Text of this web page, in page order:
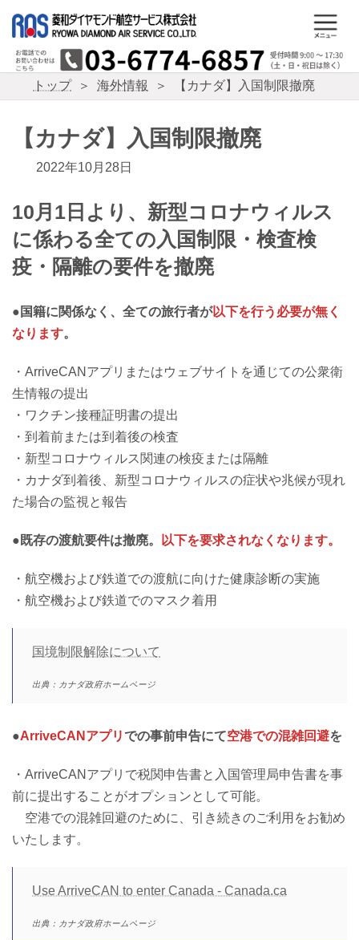
ツ
シ
トップ 海外情報 【カナダ】入国制限撤廃
【カナダ】入国制限撤廃
2022年10月28日
10月1日より、新型コロナウィルス
に係わる全ての入国制限・検査検
疫・隔離の要件を撤廃
●国籍に関係なく、全ての旅行者が以下を行う必要が無く
なります。
・ArriveCANアプリまたはウェブサイトを通じての公衆衛
生情報の提出
・ワクチン接種証明書の提出
・到着前または到着後の検査
・新型コロナウィルス関連の検疫または隔離
・カナダ到着後、新型コロナウィルスの症状や兆候が現れ
た場合の監視と報告
●既存の渡航要件は撤廃。 以下を要求されなくなります。
・航空機および鉄道での渡航に向けた健康診断の実施
・航空機および鉄道でのマスク着用
国境制限解除について
出典：カナダ政府ホームページ
●ArriveCANアプリでの事前申告にて空港での混雑回避を
・ArriveCANアプリで税関申告書と入国管理局申告書を事
前に提出することがオプションとして可能。
空港での混雑回避のために、引き続きのご利用をお勧め
いたします。
Use ArriveCAN to enter Canada - Canada.ca
出典：カナダ政府ホームページ